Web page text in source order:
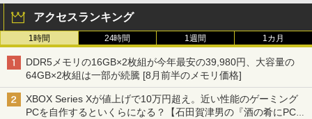
アクセスランキング
1時間 24時間 1週間 1カ月
DDR5メモリの16GB×2枚組が今年最安の39,980円、大容量の
64GB×2枚組は一部が続騰 [8月前半のメモリ価格]
XBOX Series Xが値上げで10万円超え。近い性能のゲーミング
PCを自作するといくらになる？【石田賀津男の『酒の肴にPCゲ